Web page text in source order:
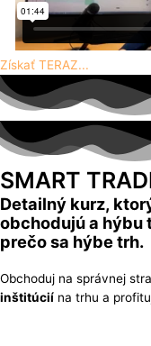
Získať TERAZ...
SMART
Detailný kurz,
obchodujú a hýbu
prečo sa hýbe trh.
Obchoduj na správnej
inštitúcií na trhu a